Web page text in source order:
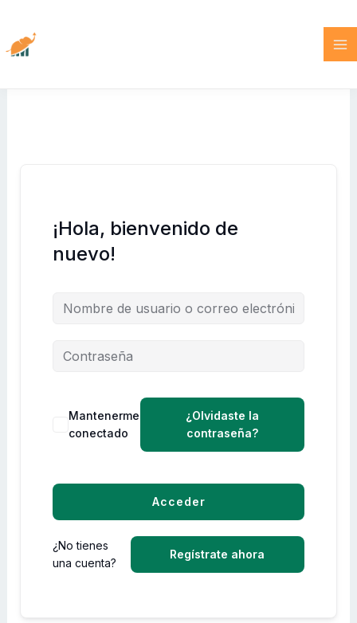
contenido
¡Hola, bienvenido de
nuevo!
Mantenerme
conectado
¿Olvidaste la
contraseña?
Acceder
¿No tienes
una cuenta?
Regístrate ahora